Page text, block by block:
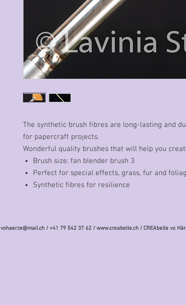
The synthetic brush fibres are long-lasting and
for papercraft projects.
Wonderful quality brushes that will help you
Brush size: fan blender brush 3
Perfect for special effects, grass, fur and
Synthetic fibres for resilience
vohaerze@mail.ch / +41 79 542 37 62 / www.creabelle.ch / CREAbelle vo